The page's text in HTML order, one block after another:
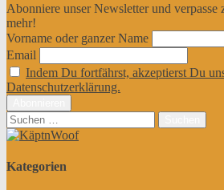
Abonniere unser Newsletter und
mehr!
Vorname oder ganzer Name
Email
Indem Du fortfährst, akzeptierst Du
Datenschutzerklärung.
Suchen
nach:
Kategorien